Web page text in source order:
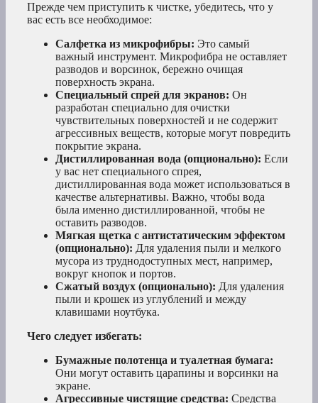
Прежде чем приступить к чистке, убедитесь, что у
вас есть все необходимое:
Салфетка из микрофибры: Это самый
важный инструмент. Микрофибра не оставляет
разводов и ворсинок, бережно очищая
поверхность экрана.
Специальный спрей для экранов: Он
разработан специально для очистки
чувствительных поверхностей и не содержит
агрессивных веществ, которые могут повредить
покрытие экрана.
Дистиллированная вода (опционально): Если
у вас нет специального спрея,
дистиллированная вода может использоваться в
качестве альтернативы. Важно, чтобы вода
была именно дистиллированной, чтобы не
оставить разводов.
Мягкая щетка с антистатическим эффектом
(опционально): Для удаления пыли и мелкого
мусора из труднодоступных мест, например,
вокруг кнопок и портов.
Сжатый воздух (опционально): Для удаления
пыли и крошек из углублений и между
клавишами ноутбука.
Чего следует избегать:
Бумажные полотенца и туалетная бумага:
Они могут оставить царапины и ворсинки на
экране.
Агрессивные чистящие средства: Средства